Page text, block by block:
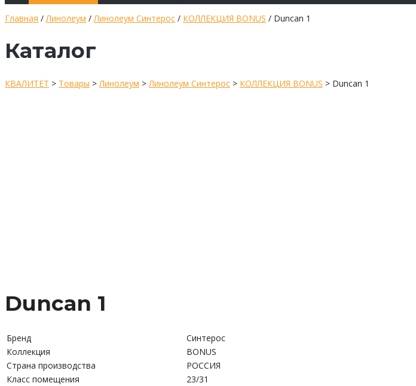
Главная /Линолеум /Линолеум Синтерос / КОЛЛЕКЦИЯ BONUS / Duncan 1
Каталог
КВАЛИТЕТ > Товары >Линолеум >Линолеум Синтерос > КОЛЛЕКЦИЯ BONUS > Duncan 1
Duncan 1
Бренд
Синтерос
Коллекция
BONUS
Страна производства
РОССИЯ
Класс помещения
23/31